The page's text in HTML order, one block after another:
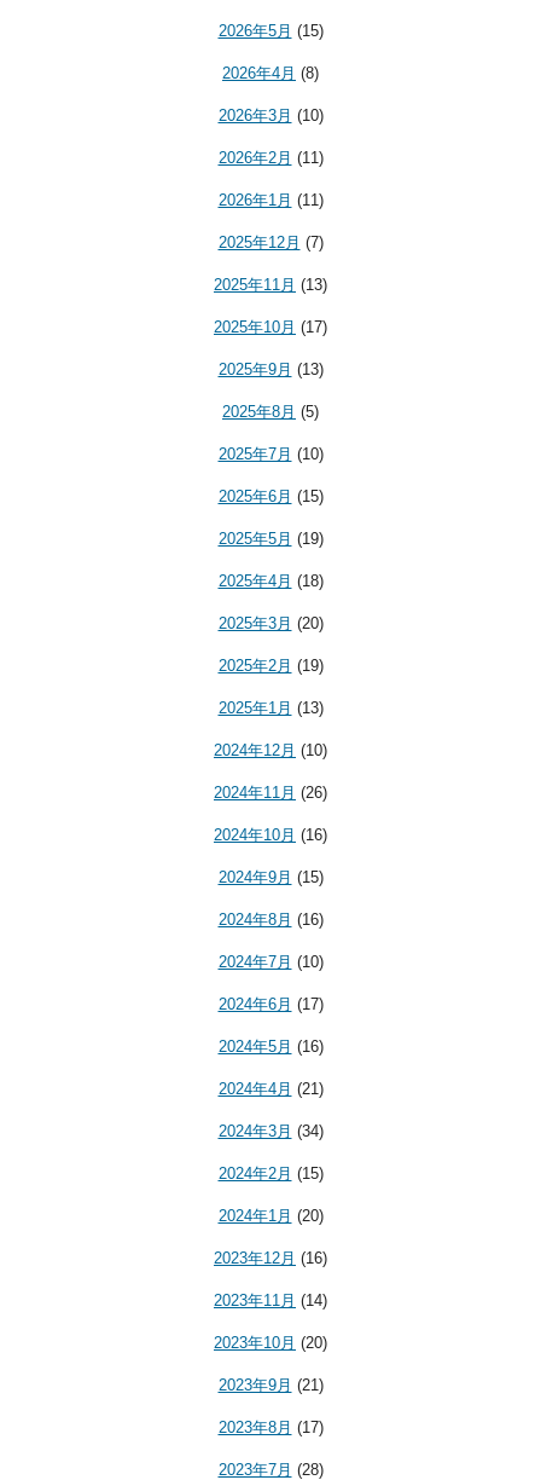
2026年5月 (15)
2026年4月 (8)
2026年3月 (10)
2026年2月 (11)
2026年1月 (11)
2025年12月 (7)
2025年11月 (13)
2025年10月 (17)
2025年9月 (13)
2025年8月 (5)
2025年7月 (10)
2025年6月 (15)
2025年5月 (19)
2025年4月 (18)
2025年3月 (20)
2025年2月 (19)
2025年1月 (13)
2024年12月 (10)
2024年11月 (26)
2024年10月 (16)
2024年9月 (15)
2024年8月 (16)
2024年7月 (10)
2024年6月 (17)
2024年5月 (16)
2024年4月 (21)
2024年3月 (34)
2024年2月 (15)
2024年1月 (20)
2023年12月 (16)
2023年11月 (14)
2023年10月 (20)
2023年9月 (21)
2023年8月 (17)
2023年7月 (28)